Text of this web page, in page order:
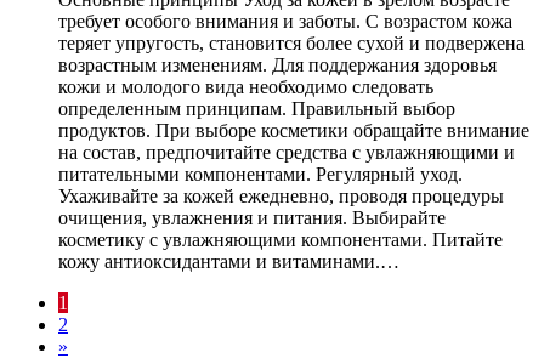
требует особого внимания и заботы. С возрастом кожа
теряет упругость, становится более сухой и подвержена
возрастным изменениям. Для поддержания здоровья
кожи и молодого вида необходимо следовать
определенным принципам. Правильный выбор
продуктов. При выборе косметики обращайте внимание
на состав, предпочитайте средства с увлажняющими и
питательными компонентами. Регулярный уход.
Ухаживайте за кожей ежедневно, проводя процедуры
очищения, увлажнения и питания. Выбирайте
косметику с увлажняющими компонентами. Питайте
кожу антиоксидантами и витаминами.…
1
2
»